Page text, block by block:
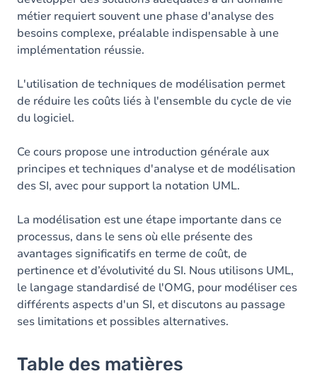
métier requiert souvent une phase d'analyse des
besoins complexe, préalable indispensable à une
implémentation réussie.
L'utilisation de techniques de modélisation permet
de réduire les coûts liés à l'ensemble du cycle de vie
du logiciel.
Ce cours propose une introduction générale aux
principes et techniques d'analyse et de modélisation
des SI, avec pour support la notation UML.
La modélisation est une étape importante dans ce
processus, dans le sens où elle présente des
avantages significatifs en terme de coût, de
pertinence et d’évolutivité du SI. Nous utilisons UML,
le langage standardisé de l'OMG, pour modéliser ces
différents aspects d'un SI, et discutons au passage
ses limitations et possibles alternatives.
Table des matières